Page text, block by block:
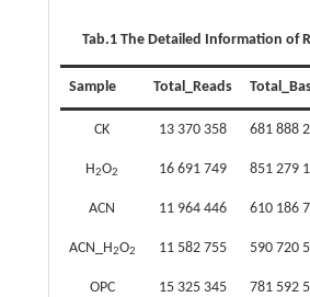
Tab.1 The Detailed Information of
Sample Total_Reads
CK 13 370 358 681 888
H2O2 16 691 749 851 279
ACN 11 964 446 610 186
ACN_H2O2 11 582 755 590 720
OPC 15 325 345 781 592